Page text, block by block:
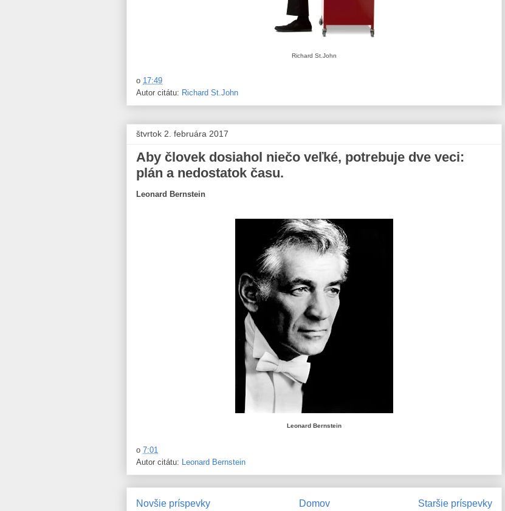
Richard St.John
o 17:49
Autor citátu: Richard St.John
štvrtok 2. februára 2017
Aby človek dosiahol niečo veľké, potrebuje dve veci:
plán a nedostatok času.
Leonard Bernstein
Leonard Bernstein
o 7:01
Autor citátu: Leonard Bernstein
Novšie príspevky Staršie príspevky
Domov